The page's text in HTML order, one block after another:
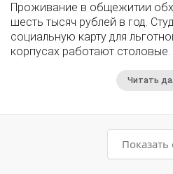
Проживание в общежитии
шесть тысяч рублей в год.
социальную карту для
корпусах работают столовые.
Читать